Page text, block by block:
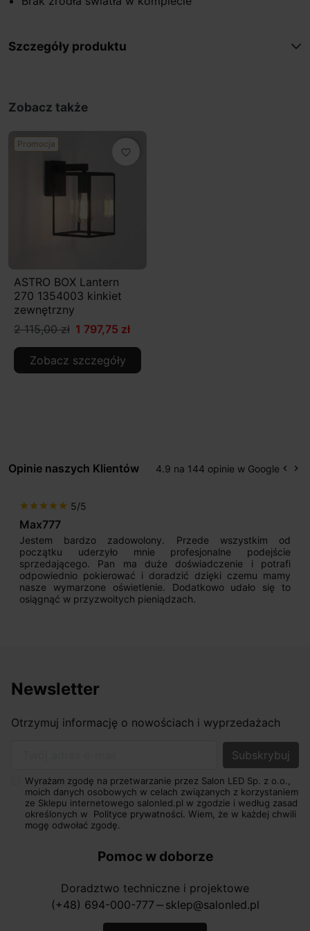
Szczegóły produktu
Zobacz także
Promocja
favorite_border
ASTRO BOX Lantern
270 1354003 kinkiet
zewnętrzny
2 115,00 zł 1 797,75 zł
Zobacz szczegóły
Opinie naszych Klientów 4.9 na 144 opinie w Google keyboard_arrow_left keyboard_arrow_right
star star star star star 5/5
Max777
Jestem bardzo zadowolony. Przede wszystkim od
początku uderzyło mnie profesjonalne podejście
sprzedającego. Pan ma duże doświadczenie i potrafi
odpowiednio pokierować i doradzić dzięki czemu mamy
nasze wymarzone oświetlenie. Dodatkowo udało się to
osiągnąć w przyzwoitych pieniądzach.
Newsletter
Otrzymuj informację o nowościach i wyprzedażach
Wyrażam zgodę na przetwarzanie przez Salon LED Sp. z o.o.,
moich danych osobowych w celach związanych z korzystaniem
ze Sklepu internetowego salonled.pl w zgodzie i według zasad
określonych w Polityce prywatności. Wiem, że w każdej chwili
mogę odwołać zgodę.
Pomoc w doborze
Doradztwo techniczne i projektowe
(+48) 694-000-777 horizontal_rule sklep@salonled.pl